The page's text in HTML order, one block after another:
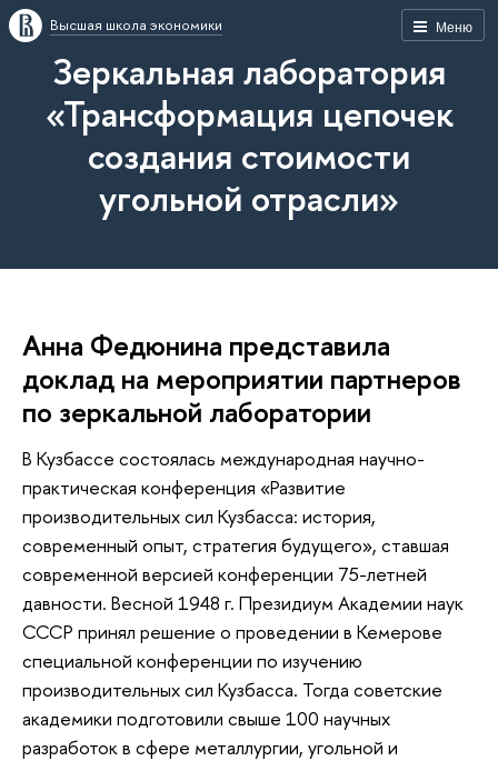
Меню
Высшая школа экономики
Зеркальная лаборатория
«Трансформация цепочек
создания стоимости
угольной отрасли»
Анна Федюнина представила
доклад на мероприятии партнеров
по зеркальной лаборатории
В Кузбассе состоялась международная научно-
практическая конференция «Развитие
производительных сил Кузбасса: история,
современный опыт, стратегия будущего», ставшая
современной версией конференции 75-летней
давности. Весной 1948 г. Президиум Академии наук
СССР принял решение о проведении в Кемерове
специальной конференции по изучению
производительных сил Кузбасса. Тогда советские
академики подготовили свыше 100 научных
разработок в сфере металлургии, угольной и